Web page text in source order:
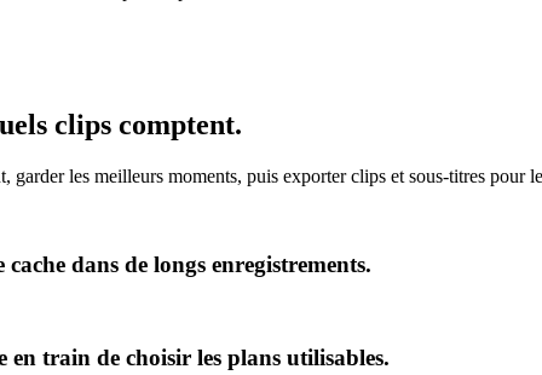
clips comptent.
les meilleurs moments, puis exporter clips et sous-titres pour
dans de longs enregistrements.
en train de choisir les plans utilisables.